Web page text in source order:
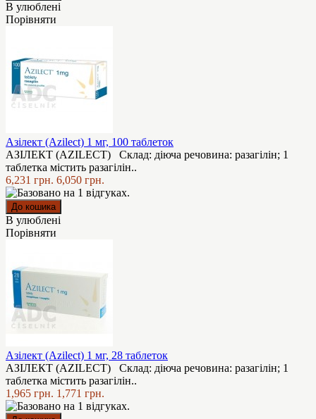
В улюблені
Порівняти
Азілект (Azilect) 1 мг, 100 таблеток
АЗІЛЕКТ (AZILECT) Склад: діюча речовина: разагілін; 1
таблетка містить разагілін..
6,231 грн. 6,050 грн.
В улюблені
Порівняти
Азілект (Azilect) 1 мг, 28 таблеток
АЗІЛЕКТ (AZILECT) Склад: діюча речовина: разагілін; 1
таблетка містить разагілін..
1,965 грн. 1,771 грн.